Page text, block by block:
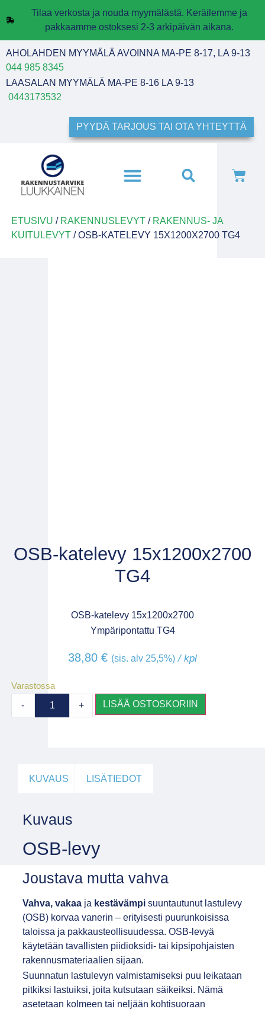
Tilaa verkosta ja nouda myymälästä. Keräilemme ja
pakkaamme ostoksesi 2-3 arkipäivän aikana.
AHOLAHDEN MYYMÄLÄ AVOINNA MA-PE 8-17, LA 9-13
044 985 8345
LAASALAN MYYMÄLÄ MA-PE 8-16 LA 9-13
0443173532
PYYDÄ TARJOUS TAI OTA YHTEYTTÄ
ETUSIVU / RAKENNUSLEVYT/ RAKENNUS- JA
KUITULEVYT/ OSB-KATELEVY 15X1200X2700 TG4
OSB-katelevy 15x1200x2700
TG4
OSB-katelevy 15x1200x2700
Ympäripontattu TG4
38,80 € (sis. alv 25,5%) / kpl
Varastossa
- + LISÄÄ OSTOSKORIIN
KUVAUS LISÄTIEDOT
Kuvaus
OSB-levy
Joustava mutta vahva
Vahva, vakaaja kestävämpisuuntautunut lastulevy
(OSB) korvaa vanerin – erityisesti puurunkoisissa
taloissa ja pakkausteollisuudessa. OSB-levyä
käytetään tavallisten piidioksidi- tai kipsipohjaisten
rakennusmateriaalien sijaan.
Suunnatun lastulevyn valmistamiseksi puu leikataan
pitkiksi lastuiksi, joita kutsutaan säikeiksi. Nämä
asetetaan kolmeen tai neljään kohtisuoraan